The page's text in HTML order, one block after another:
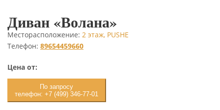
Диван «Волана»
Месторасположение: 2 этаж, PUSHE
Телефон: 89654459660
Цена от:
По запросу
телефон: +7 (499) 346-77-01